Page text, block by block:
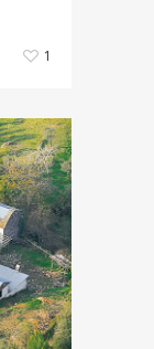
1